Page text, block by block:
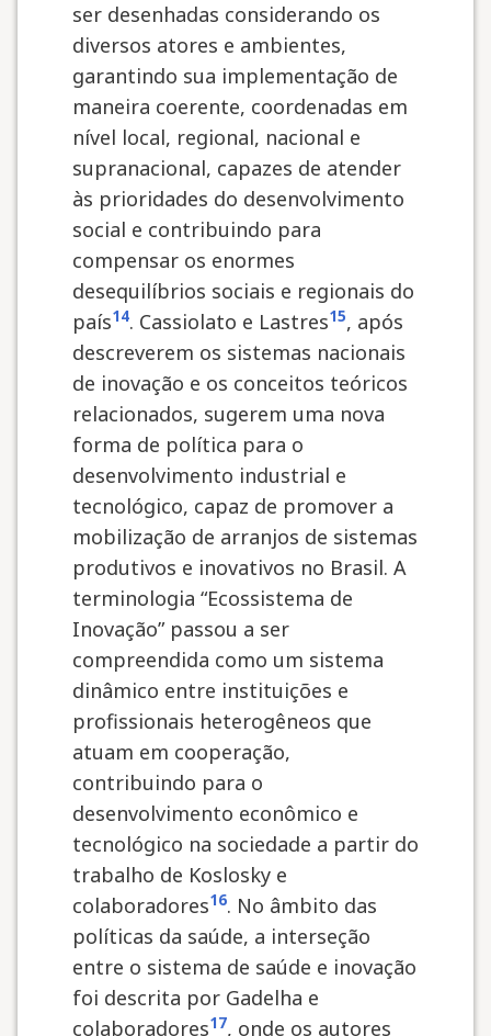
ser desenhadas considerando os
diversos atores e ambientes,
garantindo sua implementação de
maneira coerente, coordenadas em
nível local, regional, nacional e
supranacional, capazes de atender
às prioridades do desenvolvimento
social e contribuindo para
compensar os enormes
desequilíbrios sociais e regionais do
país14. Cassiolato e Lastres15, após
descreverem os sistemas nacionais
de inovação e os conceitos teóricos
relacionados, sugerem uma nova
forma de política para o
desenvolvimento industrial e
tecnológico, capaz de promover a
mobilização de arranjos de sistemas
produtivos e inovativos no Brasil. A
terminologia “Ecossistema de
Inovação” passou a ser
compreendida como um sistema
dinâmico entre instituições e
profissionais heterogêneos que
atuam em cooperação,
contribuindo para o
desenvolvimento econômico e
tecnológico na sociedade a partir do
trabalho de Koslosky e
colaboradores16. No âmbito das
políticas da saúde, a interseção
entre o sistema de saúde e inovação
foi descrita por Gadelha e
colaboradores17, onde os autores